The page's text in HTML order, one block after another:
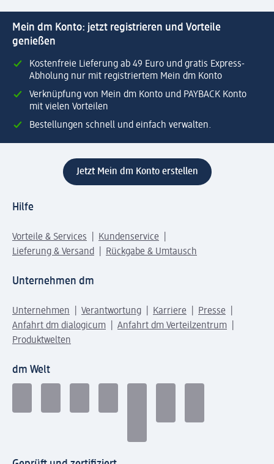
Mein dm Konto: jetzt registrieren und Vorteile
genießen
Kostenfreie Lieferung ab 49 Euro und gratis Express-
Abholung nur mit registriertem Mein dm Konto
Verknüpfung von Mein dm Konto und PAYBACK Konto
mit vielen Vorteilen
Bestellungen schnell und einfach verwalten.
Jetzt Mein dm Konto erstellen
Hilfe
Vorteile & Services
Kundenservice
Lieferung & Versand
Rückgabe & Umtausch
Unternehmen dm
Unternehmen Verantwortung Karriere
Presse
Anfahrt dm dialogicum
Anfahrt dm Verteilzentrum
Produktwelten
dm Welt